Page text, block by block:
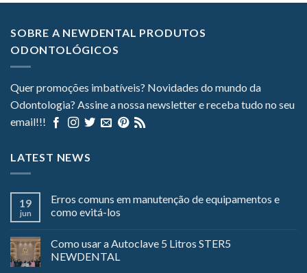
SOBRE A NEWDENTAL PRODUTOS
ODONTOLÓGICOS
Quer promoções imbatíveis? Novidades do mundo da
Odontologia? Assine a nossa newsletter e receba tudo no seu
email!!!
LATEST NEWS
19
jun
Erros comuns em manutenção de equipamentos e
como evitá-los
Como usar a Autoclave 5 Litros STER5
NEWDENTAL